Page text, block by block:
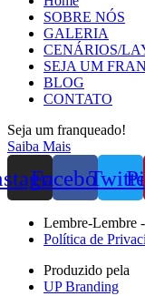
SOBRE NÓS
GALERIA
CENÁRIOS/
SEJA UM
BLOG
CONTATO
Seja um franqueado!
Saiba Mais
Facebook
Lembre-Lembre
Política de
Produzido pela
UP Branding